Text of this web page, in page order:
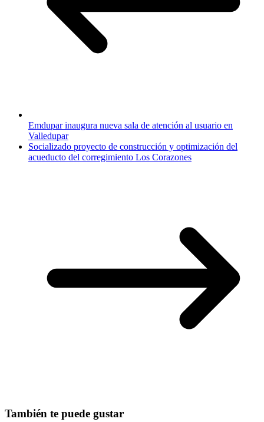
Emdupar inaugura nueva sala de atención al usuario en
Valledupar
Socializado proyecto de construcción y optimización del
acueducto del corregimiento Los Corazones
También te puede gustar